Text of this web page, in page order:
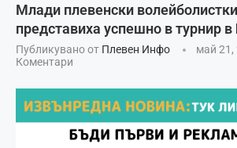
Млади плевенски
представиха успешно в турнир в
Публикувано от Плевен Инфо май 21,
Коментари